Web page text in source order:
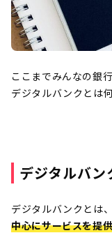
ここまでみんなの銀
デジタルバンクとは
デジタルバン
デジタルバンクとは
中心にサービスを提